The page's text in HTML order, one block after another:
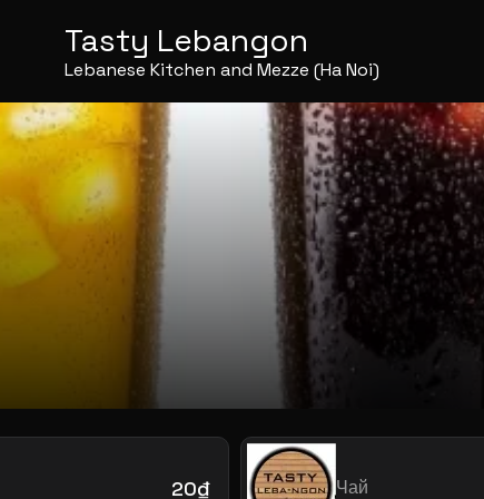
Tasty Lebangon
Lebanese Kitchen and Mezze (Ha Noi)
20₫ Чай